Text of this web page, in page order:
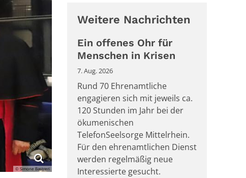
© Simone Bastreri
Weitere Nachrichten
Ein offenes Ohr für
Menschen in Krisen
7. Aug. 2026
Rund 70 Ehrenamtliche
engagieren sich mit jeweils ca.
120 Stunden im Jahr bei der
ökumenischen
TelefonSeelsorge Mittelrhein.
Für den ehrenamtlichen Dienst
werden regelmäßig neue
Interessierte gesucht.